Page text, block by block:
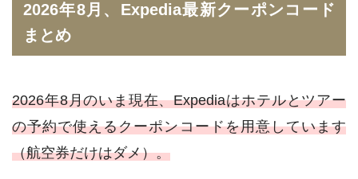
2026年8月、Expedia最新クーポンコード
まとめ
2026年8月のいま現在、Expediaはホテルとツアー
の予約で使えるクーポンコードを用意しています
（航空券だけはダメ）。